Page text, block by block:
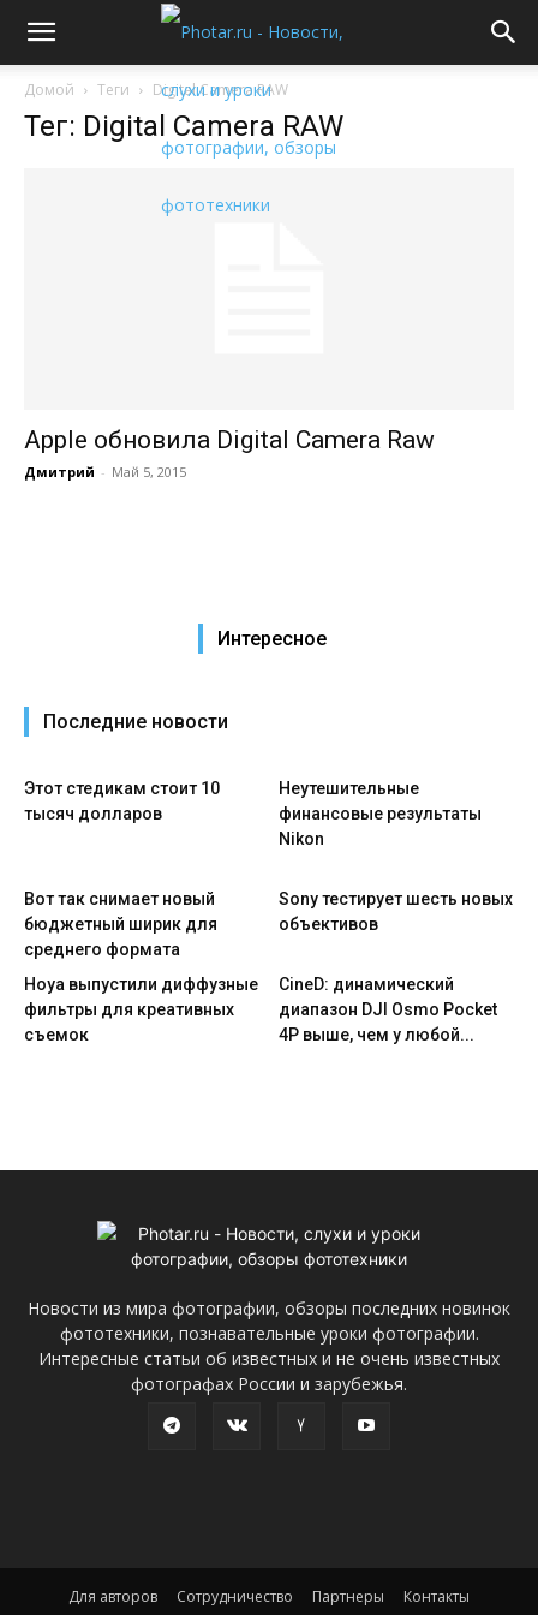
Домой Теги Digital Camera RAW
Тег: Digital Camera RAW
Apple обновила Digital Camera Raw
Дмитрий - Май 5, 2015
Интересное
Последние новости
Этот стедикам стоит 10
тысяч долларов
Неутешительные
финансовые результаты
Nikon
Вот так снимает новый
бюджетный ширик для
среднего формата
Sony тестирует шесть новых
объективов
Hoya выпустили диффузные
фильтры для креативных
съемок
CineD: динамический
диапазон DJI Osmo Pocket
4P выше, чем у любой...
Новости из мира фотографии, обзоры последних новинок
фототехники, познавательные уроки фотографии.
Интересные статьи об известных и не очень известных
фотографах России и зарубежья.
Для авторов Сотрудничество Партнеры Контакты